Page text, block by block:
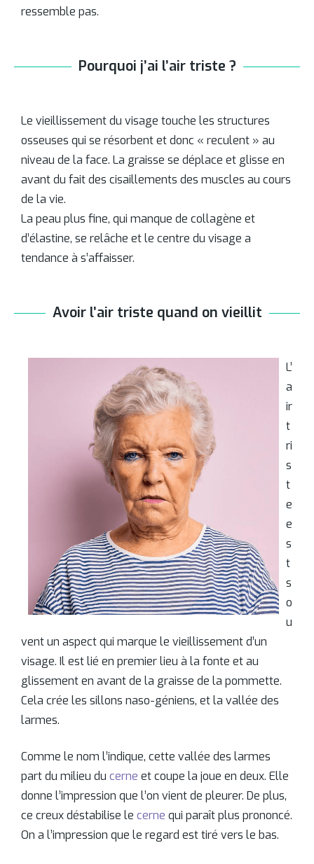
ressemble pas.
Pourquoi j’ai l’air triste ?
Le vieillissement du visage touche les structures
osseuses qui se résorbent et donc « reculent » au
niveau de la face. La graisse se déplace et glisse en
avant du fait des cisaillements des muscles au cours
de la vie.
La peau plus fine, qui manque de collagène et
d’élastine, se relâche et le centre du visage a
tendance à s’affaisser.
Avoir l’air triste quand on vieillit
L’
a
ir
t
ri
s
t
e
e
s
t
s
o
u
vent un aspect qui marque le vieillissement d’un
visage. Il est lié en premier lieu à la fonte et au
glissement en avant de la graisse de la pommette.
Cela crée les sillons naso-géniens, et la vallée des
larmes.
Comme le nom l’indique, cette vallée des larmes
part du milieu du cerne et coupe la joue en deux. Elle
donne l’impression que l’on vient de pleurer. De plus,
ce creux déstabilise le cerne qui paraît plus prononcé.
On a l’impression que le regard est tiré vers le bas.